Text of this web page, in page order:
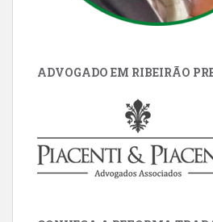
ADVOGADO EM RIBEIRÃO